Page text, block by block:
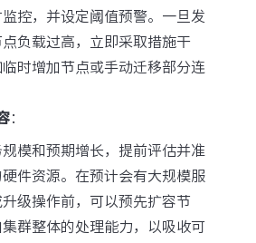
控，并设定阈值预警。一旦发
负载过高，立即采取措施干
时增加节点或手动迁移部分连
：
模和预期增长，提前评估并准
件资源。在预计会有大规模服
级操作前，可以预先扩容节
集群整体的处理能力，以吸收可